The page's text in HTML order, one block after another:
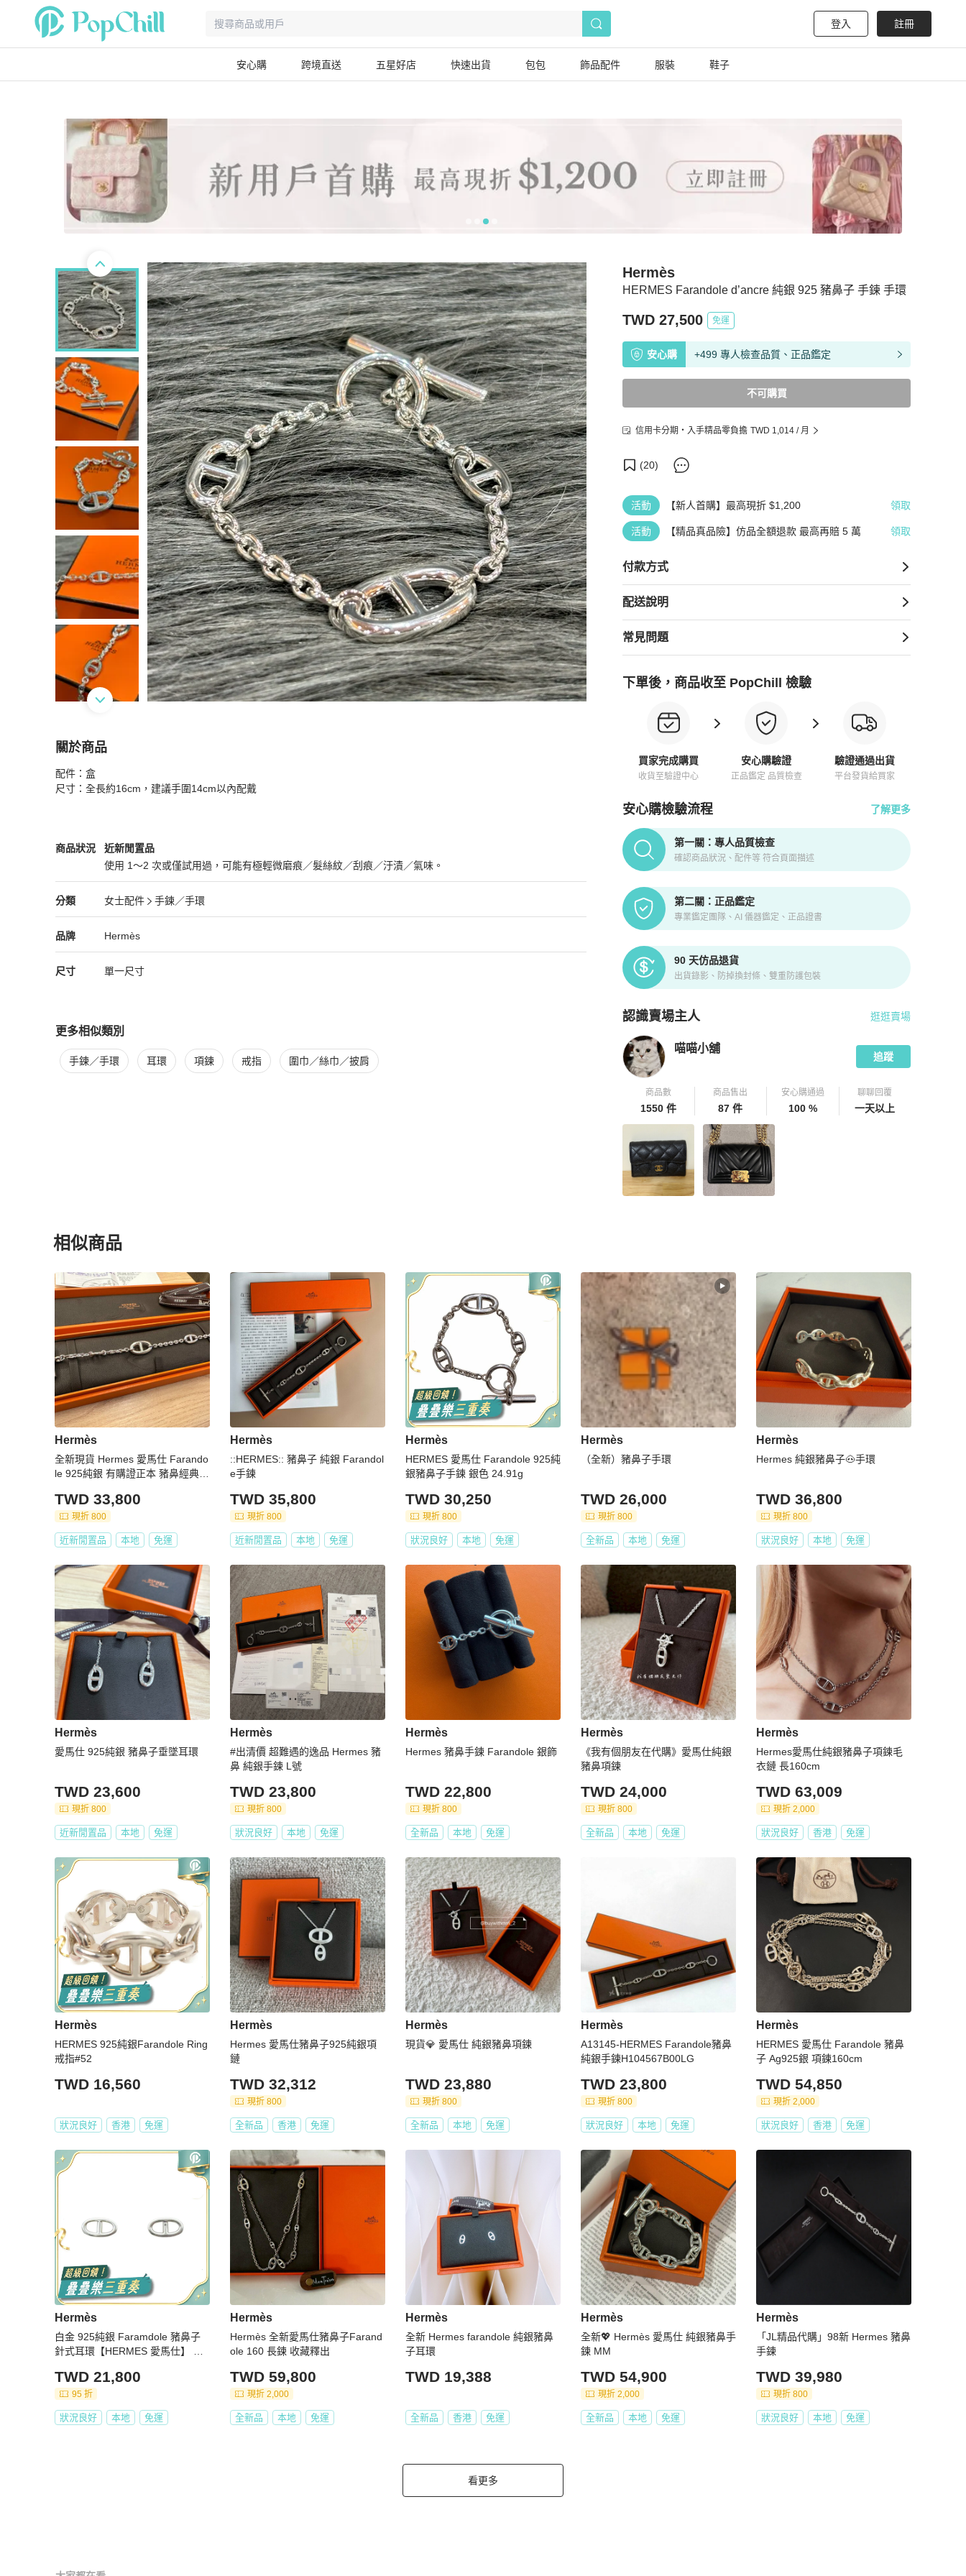
登入 註冊
安心購 跨境直送 五星好店 快速出貨 包包 飾品配件 服裝 鞋子
HERMES Farandole d’ancre 純銀 925 豬鼻子 手鍊 手環
Hermès
TWD 27,500 免運
安心購 +499 專人檢查品質、正品鑑定
不可購買
信用卡分期・入手精品零負擔 TWD 1,014 / 月
(20)
活動 【新人首購】最高現折 $1,200 領取
活動 【精品真品險】仿品全額退款 最高再賠 5 萬 領取
付款方式
配送說明
常見問題
下單後，商品收至 PopChill 檢驗
買家完成購買
收貨至驗證中心
安心購驗證
正品鑑定 品質檢查
驗證通過出貨
平台發貨給買家
安心購檢驗流程 了解更多
PopChill拍拍圈正品驗證、安心購檢驗流程介紹
第一關：專人品質檢查
確認商品狀況、配件等 符合頁面描述
第二關：正品鑑定
專業鑑定團隊、AI 儀器鑑定、正品證書
90 天仿品退貨
出貨錄影、防掉換封條、雙重防護包裝
認識賣場主人
PopChill 拍拍圈嚴選賣家
逛逛賣場
喵喵小舖
追蹤
商品數
1550 件
商品售出
87 件
安心購通過
100 %
聊聊回覆
一天以上
關於商品
關於 HERMES Farandole d’ancre 純銀 925 豬鼻子 手鍊 手環
配件：盒
尺寸：全長約16cm，建議手圍14cm以內配戴
商品狀況
Hermès女士配件商品狀態與細節
近新閒置品
使用 1～2 次或僅試用過，可能有極輕微磨痕／髮絲紋／刮痕／汙漬／氣味。
近新閒置品
分類
Hermès 女士配件分類資訊
女士配件
手鍊／手環
女士配件/手鍊／手環推薦
品牌
Hermès 精品女士配件
Hermès
Hermès 推薦清單
尺寸 單一尺寸
更多相似類別
更多Hermès女士配件相似商品推薦
手鍊／手環 耳環 項鍊 戒指 圍巾／絲巾／披肩
相似商品
更多相似Hermès女士配件推薦精品
Hermès
全新現貨 Hermes 愛馬仕 Farando
le 925純銀 有購證正本 豬鼻經典款
TWD 33,800
現折 800
近新閒置品 本地 免運
Hermès
::HERMES:: 豬鼻子 純銀 Farandol
e手鍊
TWD 35,800
現折 800
近新閒置品 本地 免運
Hermès
HERMES 愛馬仕 Farandole 925純
銀豬鼻子手鍊 銀色 24.91g
TWD 30,250
現折 800
狀況良好 本地 免運
Hermès
（全新）豬鼻子手環
TWD 26,000
現折 800
全新品 本地 免運
Hermès
Hermes 純銀豬鼻子🐽手環
TWD 36,800
現折 800
狀況良好 本地 免運
Hermès
愛馬仕 925純銀 豬鼻子垂墜耳環
TWD 23,600
現折 800
近新閒置品 本地 免運
Hermès
#出清價 超難遇的逸品 Hermes 豬
鼻 純銀手鍊 L號
TWD 23,800
現折 800
狀況良好 本地 免運
Hermès
Hermes 豬鼻手鍊 Farandole 銀飾
TWD 22,800
現折 800
全新品 本地 免運
Hermès
《我有個朋友在代購》愛馬仕純銀
豬鼻項鍊
TWD 24,000
現折 800
全新品 本地 免運
Hermès
Hermes愛馬仕純銀豬鼻子項鍊毛
衣鏈 長160cm
TWD 63,009
現折 2,000
狀況良好 香港 免運
Hermès
HERMES 925純銀Farandole Ring
戒指#52
TWD 16,560
狀況良好 香港 免運
Hermès
Hermes 愛馬仕豬鼻子925純銀項
鏈
TWD 32,312
現折 800
全新品 香港 免運
Hermès
現貨💎 愛馬仕 純銀豬鼻項鍊
TWD 23,880
現折 800
全新品 本地 免運
Hermès
A13145-HERMES Farandole豬鼻
純銀手鍊H104567B00LG
TWD 23,800
現折 800
狀況良好 本地 免運
Hermès
HERMES 愛馬仕 Farandole 豬鼻
子 Ag925銀 項鍊160cm
TWD 54,850
現折 2,000
狀況良好 香港 免運
Hermès
白金 925純銀 Faramdole 豬鼻子
針式耳環【HERMES 愛馬仕】 H1
TWD 21,800
95 折
狀況良好 本地 免運
Hermès
Hermès 全新愛馬仕豬鼻子Farand
ole 160 長鍊 收藏釋出
TWD 59,800
現折 2,000
全新品 本地 免運
Hermès
全新 Hermes farandole 純銀豬鼻
子耳環
TWD 19,388
全新品 香港 免運
Hermès
全新💖 Hermès 愛馬仕 純銀豬鼻手
鍊 MM
TWD 54,900
現折 2,000
全新品 本地 免運
Hermès
「JL精品代購」98新 Hermes 豬鼻
手鍊
TWD 39,980
現折 800
狀況良好 本地 免運
看更多